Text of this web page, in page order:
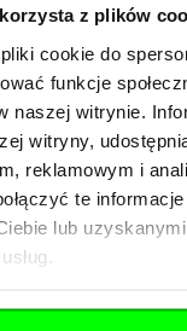
z plików
cookie do
funkcje
naszej witrynie.
witryny,
reklamowym i
te
lub
zielony (354-340)